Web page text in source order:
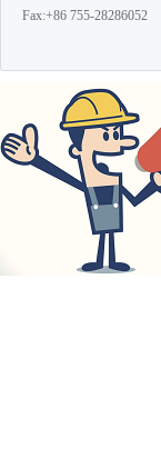
Fax:+86 755-28286052